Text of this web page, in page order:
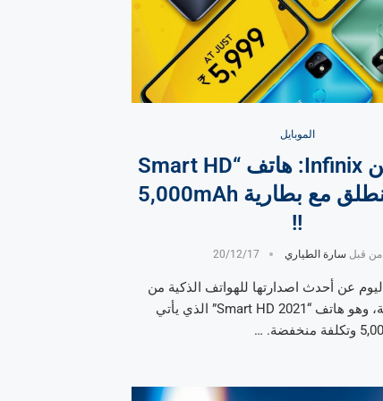
الموبايل
الجديد من Infinix: هاتف “Smart HD
2021” ينطلق مع بطارية 5,000mAh
!!
من قبل سارة الطياري 20/12/17
أعلنت Infinix اليوم عن أحدث اصدارتها للهواتف الذكية من
الفئة الإقتصادية، وهو هاتف “Smart HD 2021” الذي يأتي